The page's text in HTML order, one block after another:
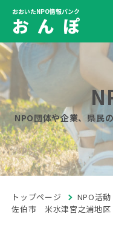
おおいたNPO情報バンク
お ん ぽ
NPO団体や企業、県民
トップページ
NPO活動
佐伯市 米水津宮之浦地